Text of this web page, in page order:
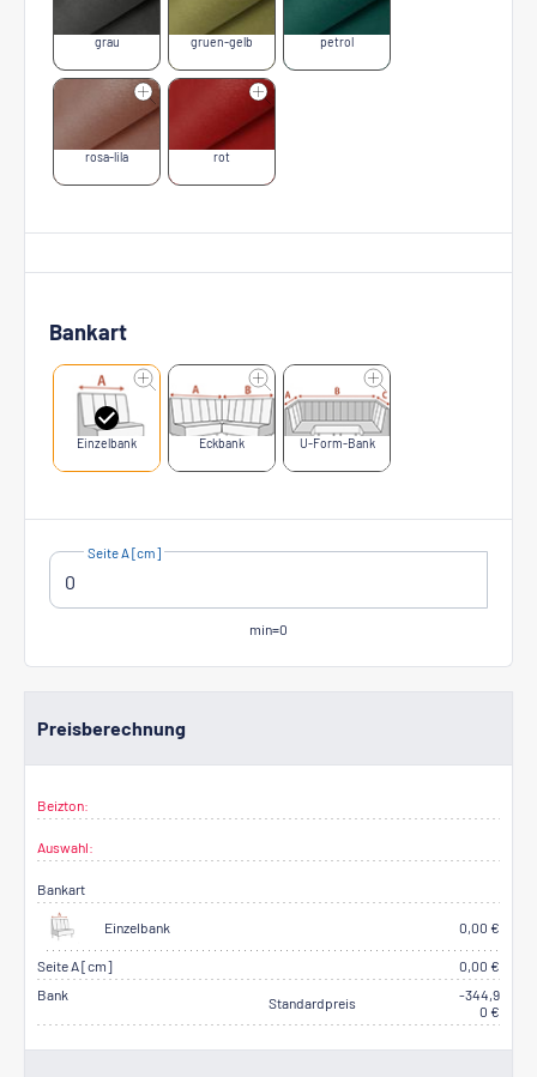
grau gruen-gelb petrol
rosa-lila rot
Bankart
Einzelbank Eckbank U-Form-Bank
Seite A [cm]
min=0
Preisberechnung
Beizton:
Auswahl:
Bankart
Einzelbank 0,00 €
Seite A [cm]
0,00 €
Bank
Standardpreis
-344,9
0 €